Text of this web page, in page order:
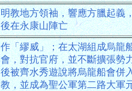
明教地方領袖，響應方臘起義
後在永康山陣亡
作「繆威」；在太湖組成烏龍
會，對抗官府，並不斷擴張勢
後被齊水秀遊說將烏龍船會併
教，並成為聖公軍第二路大軍